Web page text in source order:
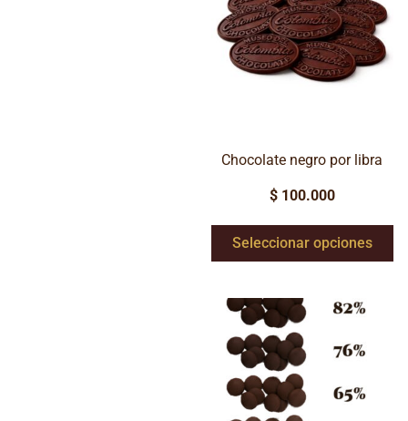
Chocolate negro por libra
$100.000
Seleccionar opciones